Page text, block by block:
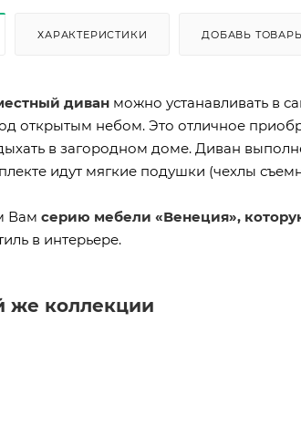
ХАРАКТЕРИСТИКИ ДОБАВЬ
диван можно устанавливать в
открытым небом. Это отличное
в загородном доме. Диван
идут мягкие подушки (чехлы
Вам серию мебели «Венеция»,
в интерьере.
же коллекции